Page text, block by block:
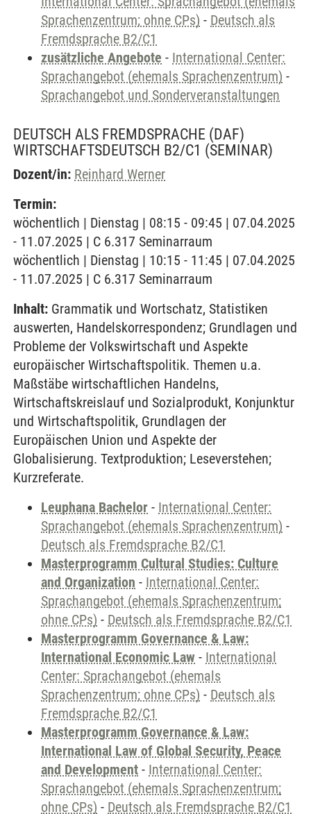
Sprachenzentrum; ohne CPs) - Deutsch als
Fremdsprache B2/C1
zusätzliche Angebote - International Center:
Sprachangebot (ehemals Sprachenzentrum) -
Sprachangebot und Sonderveranstaltungen
DEUTSCH ALS FREMDSPRACHE (DAF)
WIRTSCHAFTSDEUTSCH B2/C1 (SEMINAR)
Dozent/in: Reinhard Werner
Termin:
wöchentlich | Dienstag | 08:15 - 09:45 | 07.04.2025
- 11.07.2025 | C 6.317 Seminarraum
wöchentlich | Dienstag | 10:15 - 11:45 | 07.04.2025
- 11.07.2025 | C 6.317 Seminarraum
Inhalt: Grammatik und Wortschatz, Statistiken
auswerten, Handelskorrespondenz; Grundlagen und
Probleme der Volkswirtschaft und Aspekte
europäischer Wirtschaftspolitik. Themen u.a.
Maßstäbe wirtschaftlichen Handelns,
Wirtschaftskreislauf und Sozialprodukt, Konjunktur
und Wirtschaftspolitik, Grundlagen der
Europäischen Union und Aspekte der
Globalisierung. Textproduktion; Leseverstehen;
Kurzreferate.
Leuphana Bachelor - International Center:
Sprachangebot (ehemals Sprachenzentrum) -
Deutsch als Fremdsprache B2/C1
Masterprogramm Cultural Studies: Culture
and Organization - International Center:
Sprachangebot (ehemals Sprachenzentrum;
ohne CPs) - Deutsch als Fremdsprache B2/C1
Masterprogramm Governance & Law:
International Economic Law - International
Center: Sprachangebot (ehemals
Sprachenzentrum; ohne CPs) - Deutsch als
Fremdsprache B2/C1
Masterprogramm Governance & Law:
International Law of Global Security, Peace
and Development - International Center:
Sprachangebot (ehemals Sprachenzentrum;
ohne CPs) - Deutsch als Fremdsprache B2/C1